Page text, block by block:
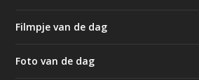
Filmpje van de dag
Foto van de dag